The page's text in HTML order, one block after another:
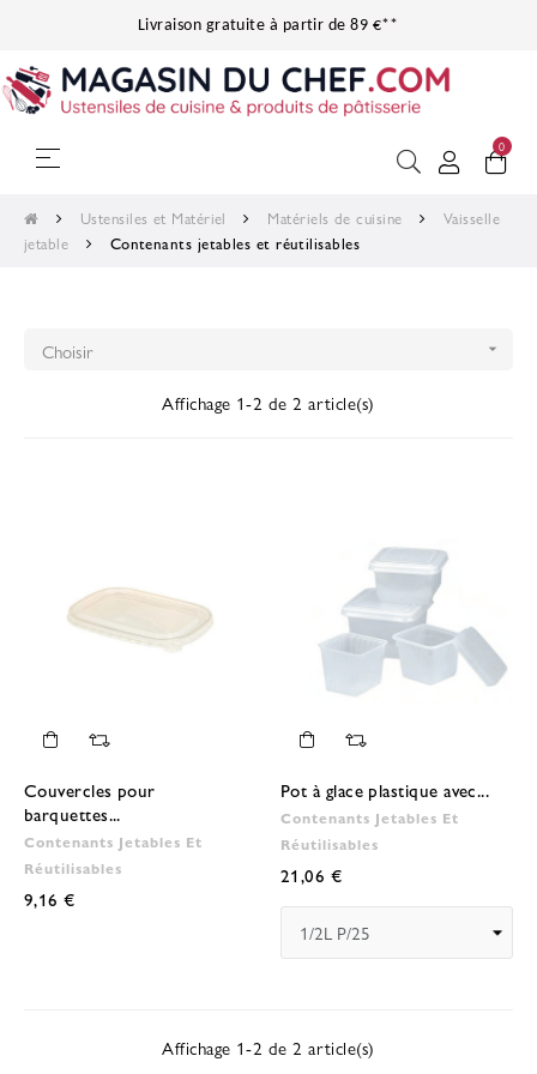
Livraison gratuite à partir de 89 €**
Basculer
navigation
☰ 0
Ustensiles et Matériel Matériels de cuisine
Vaisselle
jetable
Contenants jetables et réutilisables
Choisir 
Affichage 1-2 de 2 article(s)
Couvercles pour
barquettes...
Contenants Jetables Et
Réutilisables
9,16 €
Pot à glace plastique avec...
Contenants Jetables Et
Réutilisables
21,06 €
Affichage 1-2 de 2 article(s)